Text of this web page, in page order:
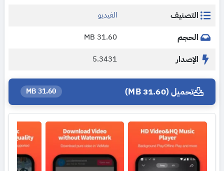
التصنيف الفيديو
الحجم 31.60 MB
الإصدار 5.3431
تحميل (31.60 MB) 31.60 MB